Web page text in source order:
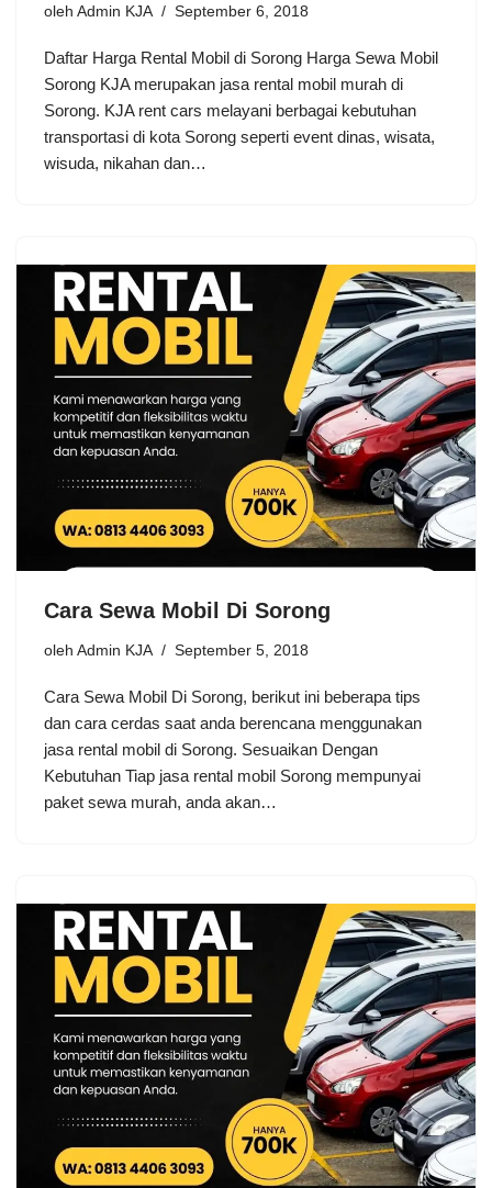
oleh Admin KJA September 6, 2018
Daftar Harga Rental Mobil di Sorong Harga Sewa Mobil
Sorong KJA merupakan jasa rental mobil murah di
Sorong. KJA rent cars melayani berbagai kebutuhan
transportasi di kota Sorong seperti event dinas, wisata,
wisuda, nikahan dan…
Cara Sewa Mobil Di Sorong
oleh Admin KJA September 5, 2018
Cara Sewa Mobil Di Sorong, berikut ini beberapa tips
dan cara cerdas saat anda berencana menggunakan
jasa rental mobil di Sorong. Sesuaikan Dengan
Kebutuhan Tiap jasa rental mobil Sorong mempunyai
paket sewa murah, anda akan…